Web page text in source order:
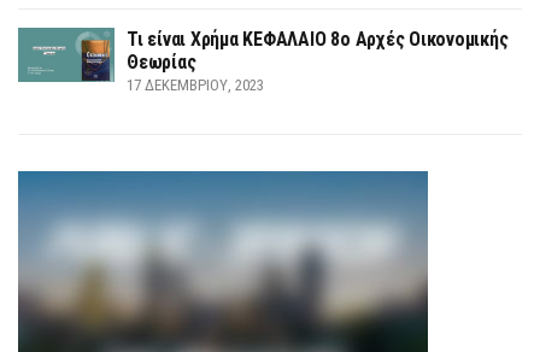
Τι είναι Χρήμα ΚΕΦΑΛΑΙΟ 8ο Αρχές Οικονομικής
Θεωρίας
17 ΔΕΚΕΜΒΡΊΟΥ, 2023